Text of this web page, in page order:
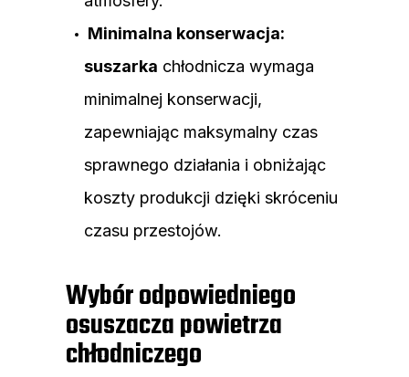
Minimalna konserwacja:
suszarka chłodnicza wymaga
minimalnej konserwacji,
zapewniając maksymalny czas
sprawnego działania i obniżając
koszty produkcji dzięki skróceniu
czasu przestojów.
Wybór odpowiedniego
osuszacza powietrza
chłodniczego